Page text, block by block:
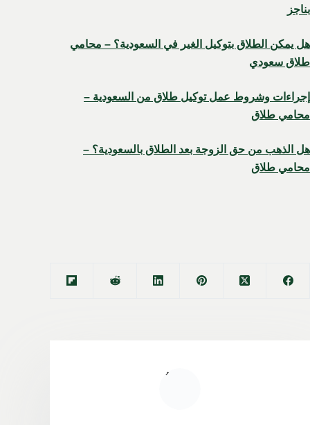
بناجز
هل يمكن الطلاق بتوكيل الغير في السعودية؟ – محامي
طلاق سعودي
إجراءات وشروط عمل توكيل طلاق من السعودية –
محامي طلاق
هل الذهب من حق الزوجة بعد الطلاق بالسعودية؟ –
محامي طلاق